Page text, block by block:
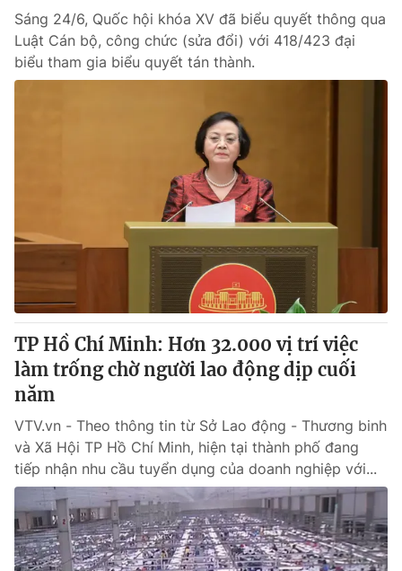
Nhân vật
Khán giả
Âm nhạc
Đời sống
Du lịch
Giáo dục
Hitech Công nghệ tương lai
Thị trường
Lịch phát sóng
Chuyên mục khác
Emagazine Podcast
Photo Infographic
Video Shorts video
VTV Money VTV Thể thao
VTV Sức khoẻ Bất động sản
Sáng 24/6, Quốc hội khóa XV đã biểu quyết thông qua
Luật Cán bộ, công chức (sửa đổi) với 418/423 đại
biểu tham gia biểu quyết tán thành.
TP Hồ Chí Minh: Hơn 32.000 vị trí việc
làm trống chờ người lao động dịp cuối
năm
VTV.vn - Theo thông tin từ Sở Lao động - Thương binh
và Xã Hội TP Hồ Chí Minh, hiện tại thành phố đang
tiếp nhận nhu cầu tuyển dụng của doanh nghiệp với...